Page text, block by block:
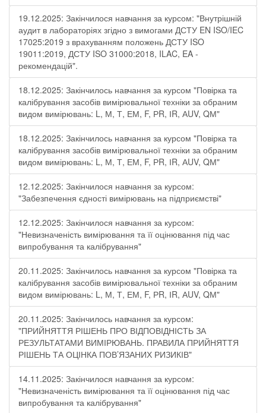
19.12.2025: Закінчилося навчання за курсом: "Внутрішній
аудит в лабораторіях згідно з вимогами ДСТУ EN ISO/IEC
17025:2019 з врахуванням положень ДСТУ ISO
19011:2019, ДСТУ ISO 31000:2018, ILAC, EA -
рекомендацій".
18.12.2025: Закінчилось навчання за курсом "Повірка та
калібрування засобів вимірювальної техніки за обраним
видом вимірювань: L, М, Т, ЕМ, F, РR, ІR, АUV, QМ"
18.12.2025: Закінчилось навчання за курсом "Повірка та
калібрування засобів вимірювальної техніки за обраним
видом вимірювань: L, М, Т, ЕМ, F, РR, ІR, АUV, QМ"
12.12.2025: Закінчилося навчання за курсом:
"Забезпечення єдності вимірювань на підприємстві"
12.12.2025: Закінчилося навчання за курсом:
"Невизначеність вимірювання та її оцінювання під час
випробування та калібрування"
20.11.2025: Закінчилось навчання за курсом "Повірка та
калібрування засобів вимірювальної техніки за обраним
видом вимірювань: L, М, Т, ЕМ, F, РR, ІR, АUV, QМ"
20.11.2025: Закінчилось навчання за курсом:
"ПРИЙНЯТТЯ РІШЕНЬ ПРО ВІДПОВІДНІСТЬ ЗА
РЕЗУЛЬТАТАМИ ВИМІРЮВАНЬ. ПРАВИЛА ПРИЙНЯТТЯ
РІШЕНЬ ТА ОЦІНКА ПОВ’ЯЗАНИХ РИЗИКІВ"
14.11.2025: Закінчилося навчання за курсом:
"Невизначеність вимірювання та її оцінювання під час
випробування та калібрування"